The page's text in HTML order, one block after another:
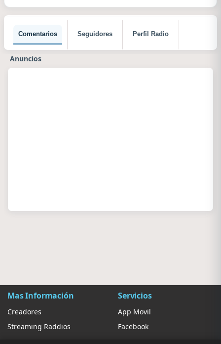
Comentarios Seguidores Perfil Radio
Anuncios
Mas Información
Creadores
Streaming Raddios
Servicios
App Movil
Facebook